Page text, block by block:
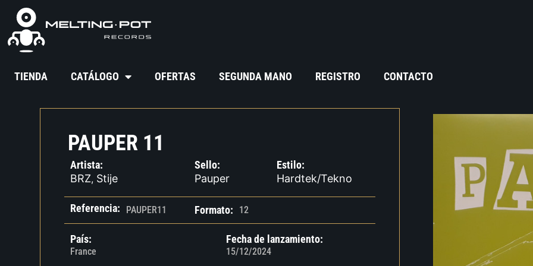
TIENDA CATÁLOGO OFERTAS SEGUNDA MANO REGISTRO CONTACTO
PAUPER 11
Artista:
BRZ, Stije
Sello:
Pauper
Estilo:
Hardtek/Tekno
Referencia: PAUPER11 Formato: 12
País:
France
Fecha de lanzamiento:
15/12/2024